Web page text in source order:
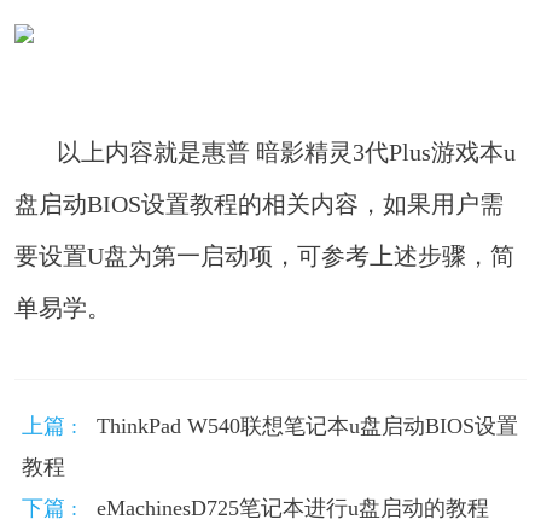
以上内容就是惠普 暗影精灵3代Plus游戏本u
盘启动BIOS设置教程的相关内容，如果用户需
要设置U盘为第一启动项，可参考上述步骤，简
单易学。
上篇 :
ThinkPad W540联想笔记本u盘启动BIOS设置
教程
下篇 :
eMachinesD725笔记本进行u盘启动的教程